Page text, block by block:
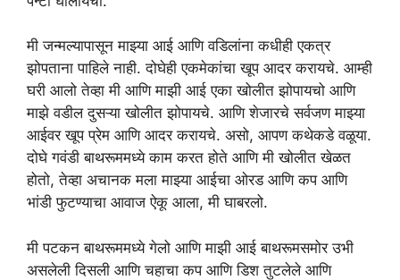
मी जन्मल्यापासून माझ्या आई आणि वडिलांना कधीही एकत्र
झोपताना पाहिले नाही. दोघेही एकमेकांचा खूप आदर करायचे. आम्ही
घरी आलो तेव्हा मी आणि माझी आई एका खोलीत झोपायचो आणि
माझे वडील दुसऱ्या खोलीत झोपायचे. आणि शेजारचे सर्वजण माझ्या
आईवर खूप प्रेम आणि आदर करायचे. असो, आपण कथेकडे वळूया.
दोघे गवंडी बाथरूममध्ये काम करत होते आणि मी खोलीत खेळत
होतो, तेव्हा अचानक मला माझ्या आईचा ओरड आणि कप आणि
भांडी फुटण्याचा आवाज ऐकू आला, मी घाबरलो.
मी पटकन बाथरूममध्ये गेलो आणि माझी आई बाथरूमसमोर उभी
असलेली दिसली आणि चहाचा कप आणि डिश तुटलेले आणि